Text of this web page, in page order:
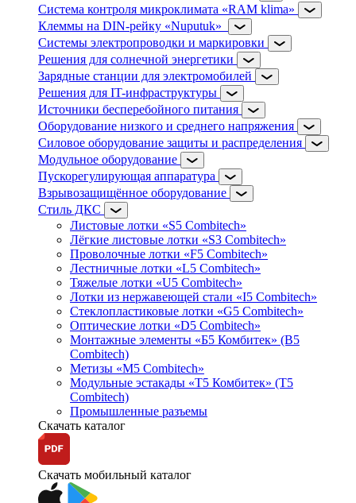
Система контроля микроклимата «RAM klima»
Клеммы на DIN-рейку «Nuputuk»
Системы электропроводки и маркировки
Решения для солнечной энергетики
Зарядные станции для электромобилей
Решения для IT-инфраструктуры
Источники бесперебойного питания
Оборудование низкого и среднего напряжения
Силовое оборудование защиты и распределения
Модульное оборудование
Пускорегулирующая аппаратура
Взрывозащищённое оборудование
Стиль ДКС
Листовые лотки «S5 Combitech»
Лёгкие листовые лотки «S3 Combitech»
Проволочные лотки «F5 Combitech»
Лестничные лотки «L5 Combitech»
Тяжелые лотки «U5 Combitech»
Лотки из нержавеющей стали «I5 Combitech»
Стеклопластиковые лотки «G5 Combitech»
Оптические лотки «D5 Combitech»
Монтажные элементы «Б5 Комбитек» (B5
Combitech)
Метизы «M5 Combitech»
Модульные эстакады «Т5 Комбитек» (T5
Combitech)
Промышленные разъемы
Скачать каталог
Скачать мобильный каталог